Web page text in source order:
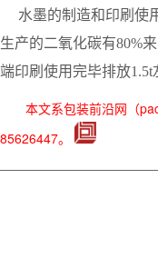
水墨的制造和印刷使
生产的二氧化碳有80%
端印刷使用完毕排放
本文系包装前沿网（
85626447。